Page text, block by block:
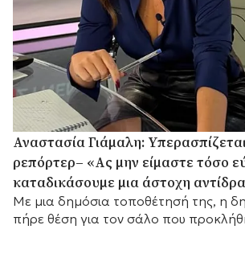
Αναστασία Γιάμαλη:
ρεπόρτερ– «Ας μην είμαστε τόσο
καταδικάσουμε μια άστοχη
Με μια δημόσια τοποθέτησή της, η
πήρε θέση για τον σάλο που